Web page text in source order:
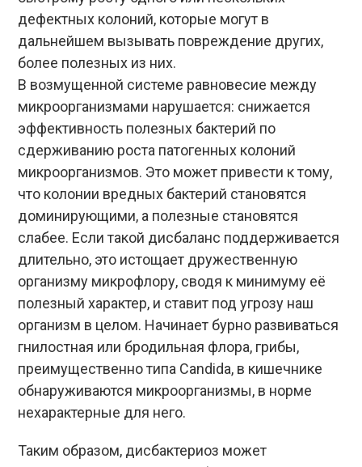
дефектных колоний, которые могут в
дальнейшем вызывать повреждение других,
более полезных из них.
В возмущенной системе равновесие между
микроорганизмами нарушается: снижается
эффективность полезных бактерий по
сдерживанию роста патогенных колоний
микроорганизмов. Это может привести к тому,
что колонии вредных бактерий становятся
доминирующими, а полезные становятся
слабее. Если такой дисбаланс поддерживается
длительно, это истощает дружественную
организму микрофлору, сводя к минимуму её
полезный характер, и ставит под угрозу наш
организм в целом. Начинает бурно развиваться
гнилостная или бродильная флора, грибы,
преимущественно типа Candida, в кишечнике
обнаруживаются микроорганизмы, в норме
нехарактерные для него.
Таким образом, дисбактериоз может